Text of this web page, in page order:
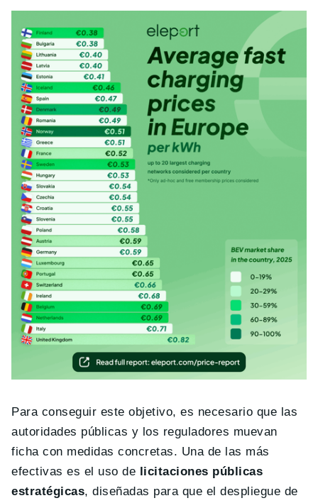
Para conseguir este objetivo, es necesario que las
autoridades públicas y los reguladores muevan
ficha con medidas concretas. Una de las más
efectivas es el uso de
licitaciones públicas
estratégicas, diseñadas para que el despliegue de